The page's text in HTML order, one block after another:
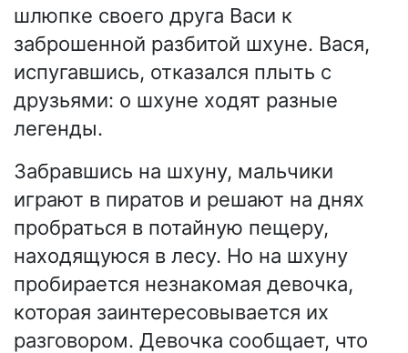
шлюпке своего друга Васи к
заброшенной разбитой шхуне. Вася,
испугавшись, отказался плыть с
друзьями: о шхуне ходят разные
легенды.
Забравшись на шхуну, мальчики
играют в пиратов и решают на днях
пробраться в потайную пещеру,
находящуюся в лесу. Но на шхуну
пробирается незнакомая девочка,
которая заинтересовывается их
разговором. Девочка сообщает, что